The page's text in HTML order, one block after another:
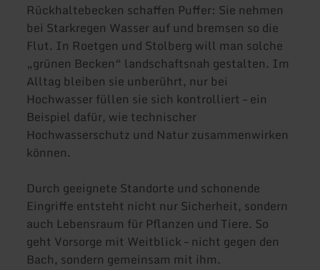
Rückhaltebecken schaffen Puffer: Sie nehmen
bei Starkregen Wasser auf und bremsen so die
Flut. In Roetgen und Stolberg will man solche
„grünen Becken“ landschaftsnah gestalten. Im
Alltag bleiben sie unberührt, nur bei
Hochwasser füllen sie sich kontrolliert – ein
Beispiel dafür, wie technischer
Hochwasserschutz und Natur zusammenwirken
können.
Durch geeignete Standorte und schonende
Eingriffe entsteht nicht nur Sicherheit, sondern
auch Lebensraum für Pflanzen und Tiere. So
geht Vorsorge mit Weitblick – nicht gegen den
Bach, sondern gemeinsam mit ihm.